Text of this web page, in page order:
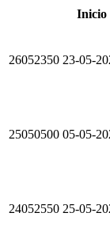
Inicio
26052350 23-05-
25050500 05-05-
24052550 25-05-